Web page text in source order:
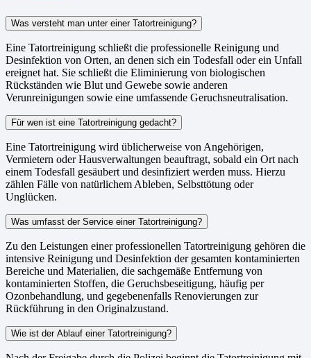
Was versteht man unter einer Tatortreinigung?
Eine Tatortreinigung schließt die professionelle Reinigung und
Desinfektion von Orten, an denen sich ein Todesfall oder ein Unfall
ereignet hat. Sie schließt die Eliminierung von biologischen
Rückständen wie Blut und Gewebe sowie anderen
Verunreinigungen sowie eine umfassende Geruchsneutralisation.
Für wen ist eine Tatortreinigung gedacht?
Eine Tatortreinigung wird üblicherweise von Angehörigen,
Vermietern oder Hausverwaltungen beauftragt, sobald ein Ort nach
einem Todesfall gesäubert und desinfiziert werden muss. Hierzu
zählen Fälle von natürlichem Ableben, Selbsttötung oder
Unglücken.
Was umfasst der Service einer Tatortreinigung?
Zu den Leistungen einer professionellen Tatortreinigung gehören die
intensive Reinigung und Desinfektion der gesamten kontaminierten
Bereiche und Materialien, die sachgemäße Entfernung von
kontaminierten Stoffen, die Geruchsbeseitigung, häufig per
Ozonbehandlung, und gegebenenfalls Renovierungen zur
Rückführung in den Originalzustand.
Wie ist der Ablauf einer Tatortreinigung?